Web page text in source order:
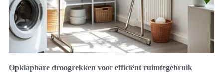
Opklapbare droogrekken voor efficiënt ruimtegebruik